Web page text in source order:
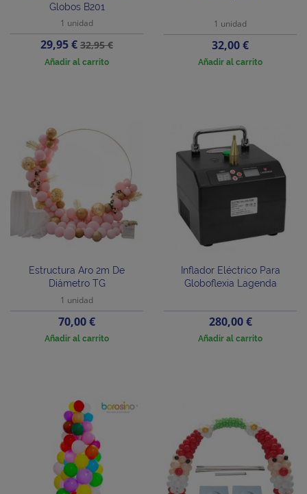
Globos B201
1 unidad
Precio
29,95 €Precio
base
32,95 €
Añadir al carrito
1 unidad
Precio
32,00 €
Añadir al carrito
Estructura Aro 2m De
Diámetro TG
1 unidad
Precio
70,00 €
Añadir al carrito
Inflador Eléctrico Para
Globoflexia Lagenda
Precio
280,00 €
Añadir al carrito